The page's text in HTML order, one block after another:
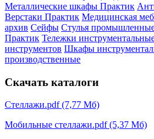
Металлические шкафы Практик
Верстаки Практик Медицинская
архив Сейфы Стулья
Практик Тележки
инструментов Шкафы
производственные
Скачать каталоги
Стеллажи.pdf (7,77 Мб)
Мобильные стеллажи.pdf (5,37 Мб)